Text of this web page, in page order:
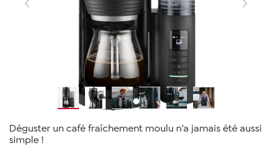
Déguster un café fraîchement moulu n’a jamais été aussi
simple !